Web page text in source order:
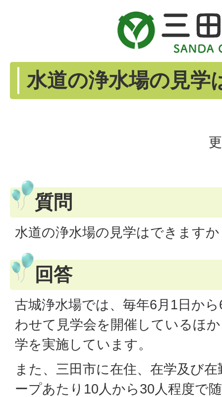
水道の浄水場の見学
質問
水道の浄水場の見学はできます
回答
古城浄水場では、毎年6月1日か
わせて見学会を開催しているほ
学を実施しています。
また、三田市に在住、在学及び
ープあたり10人から30人程度で